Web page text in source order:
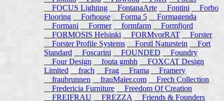
FOCUS Lighting
FontanaArte Fontini
Forbo
Flooring
Forhouse Forma 5
Formagenda
Formani
Former formfarm
Formfjord
FORMOSIS Helsinki
FORMvorRAT
Forster
Forster Profile Systems
Forstl Naturstein
Fort
Standard
Foscarini FOUNDED
Foundry
Four Design
fouta gmbh
FOXCAT Design
Limited
frach Frag Frama
Framery
fraubrunnen
frauMaier.com
Frech Collection
Fredericia Furniture
Freedom Of Creation
FREIFRAU
FREZZA
Friends & Founders